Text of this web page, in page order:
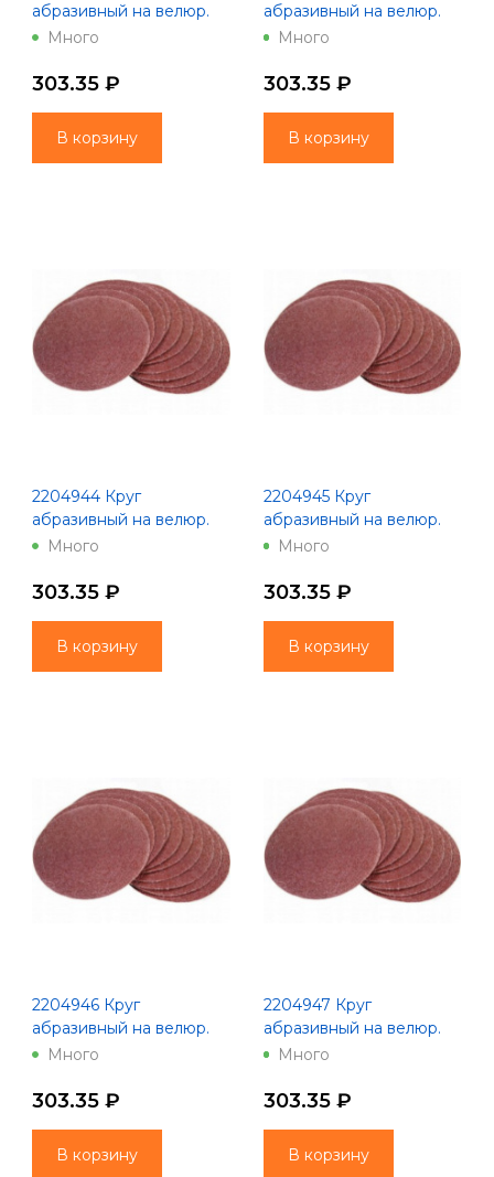
абразивный на велюр.
осн.,зер.60, 10шт.,d125
Много
303.35 ₽
В корзину
абразивный на велюр.
осн.,зер.80, 10шт.,d125
Много
303.35 ₽
В корзину
2204944 Круг
абразивный на велюр.
осн.,зер.100, 10шт.,d125
Много
303.35 ₽
В корзину
2204945 Круг
абразивный на велюр.
осн.,зер.120, 10шт.,d125
Много
303.35 ₽
В корзину
2204946 Круг
абразивный на велюр.
осн.,зер.150, 10шт.,d125
Много
303.35 ₽
В корзину
2204947 Круг
абразивный на велюр.
осн.,зер.180, 10шт.,d125
Много
303.35 ₽
В корзину